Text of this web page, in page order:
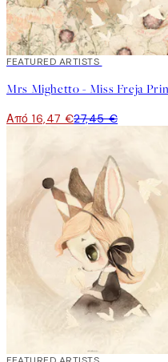
40%*
FEATURED ARTISTS
Από 16,47 €27,45 €